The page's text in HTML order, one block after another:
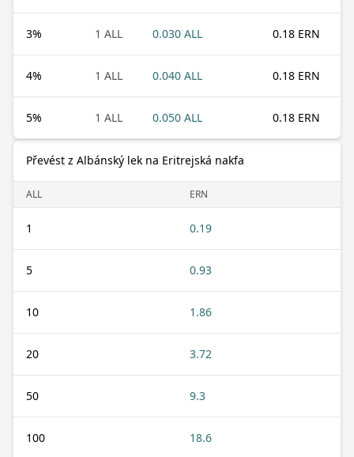
3% 1 ALL 0.030 ALL 0.18 ERN
4% 1 ALL 0.040 ALL 0.18 ERN
5% 1 ALL 0.050 ALL 0.18 ERN
Převést z Albánský lek na Eritrejská nakfa
ALL ERN
1 0.19
5 0.93
10 1.86
20 3.72
50 9.3
100 18.6